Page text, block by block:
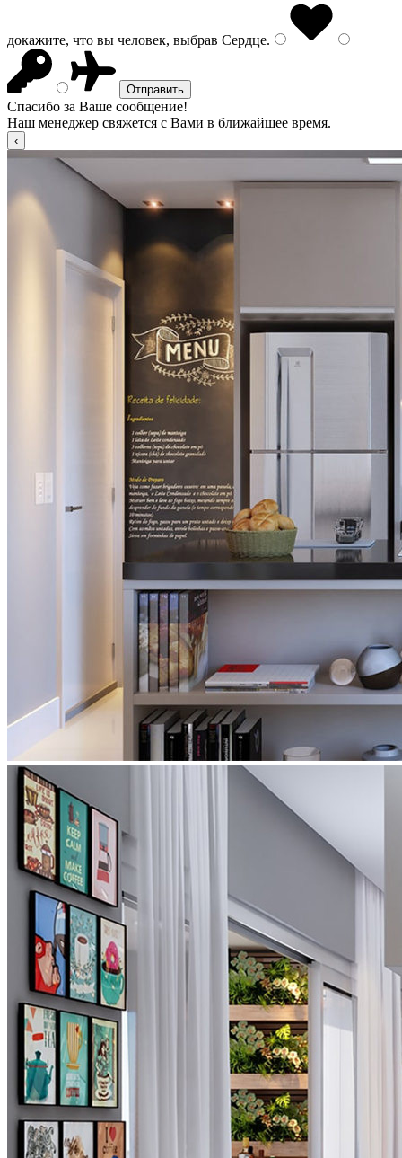
докажите, что вы человек, выбрав Сердце.
Спасибо за Ваше сообщение!
Наш менеджер свяжется с Вами в ближайшее время.